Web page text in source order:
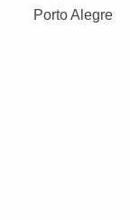
Porto Alegre